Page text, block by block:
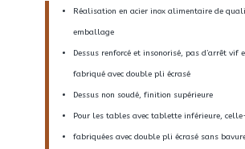
Réalisation en acier inox alimentaire de
emballage
Dessus renforcé et insonorisé, pas d’arrêt vif
fabriqué avec double pli écrasé
Dessus non soudé, finition supérieure
Pour les tables avec tablette inférieure,
fabriquées avec double pli écrasé sans